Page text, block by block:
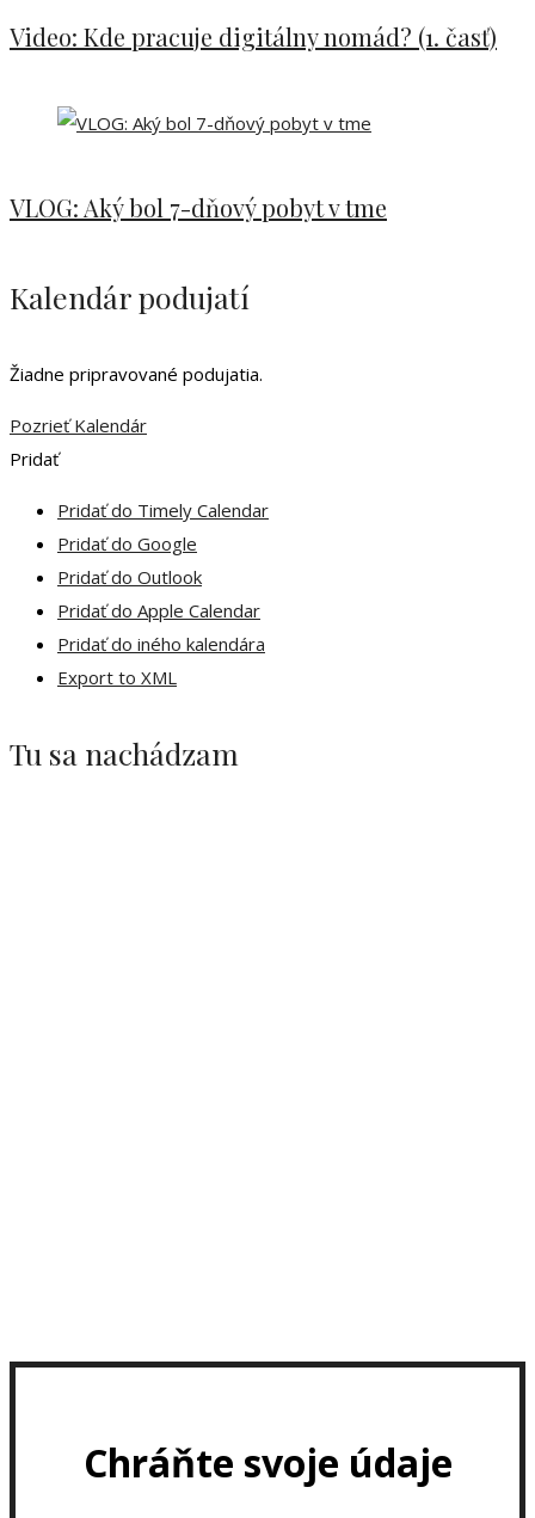
Video: Kde pracuje digitálny nomád? (1. časť)
VLOG: Aký bol 7-dňový pobyt v tme
Kalendár podujatí
Žiadne pripravované podujatia.
Pozrieť Kalendár
Pridať
Pridať do Timely Calendar
Pridať do Google
Pridať do Outlook
Pridať do Apple Calendar
Pridať do iného kalendára
Export to XML
Tu sa nachádzam
Chráňte svoje údaje